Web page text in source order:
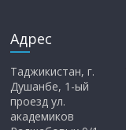
Адрес
Таджикистан, г.
Душанбе, 1-ый
проезд ул.
академиков